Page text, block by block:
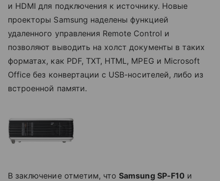
и HDMI для подключения к источнику. Новые
проекторы Samsung наделены функцией
удаленного управления Remote Control и
позволяют выводить на холст документы в таких
форматах, как PDF, TXT, HTML, MPEG и Microsoft
Office без конвертации с USB-носителей, либо из
встроенной памяти.
В заключение отметим, чтоSamsung SP-F10 и